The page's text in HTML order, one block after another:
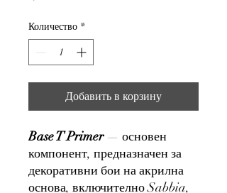
за
1
Квадратный
метр
Количество *
Добавить в корзину
Base T Primer— основен
компонент, предназначен за
декоративни бои на акрилна
основа, включително Sabbia,